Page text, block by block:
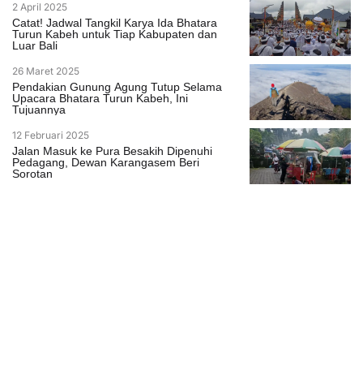
2 April 2025
Catat! Jadwal Tangkil Karya Ida Bhatara
Turun Kabeh untuk Tiap Kabupaten dan
Luar Bali
26 Maret 2025
Pendakian Gunung Agung Tutup Selama
Upacara Bhatara Turun Kabeh, Ini
Tujuannya
12 Februari 2025
Jalan Masuk ke Pura Besakih Dipenuhi
Pedagang, Dewan Karangasem Beri
Sorotan